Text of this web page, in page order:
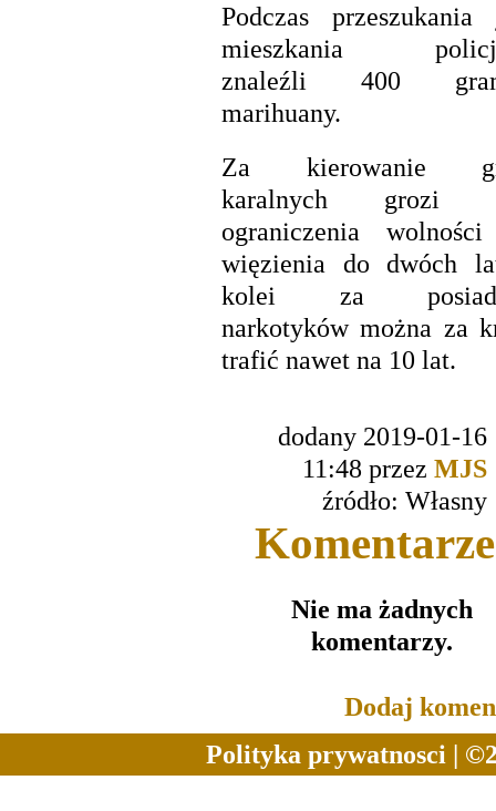
Podczas przeszukania
mieszkania
znaleźli 400
marihuany.
Za kierowanie
karalnych grozi
ograniczenia
więzienia do dwóch
kolei za
narkotyków można za
trafić nawet na 10 lat.
dodany 2019-01-16
11:48 przez MJS
źródło: Własny
Nie ma żadnych
komentarzy.
Dodaj
Polityka prywatnosci |